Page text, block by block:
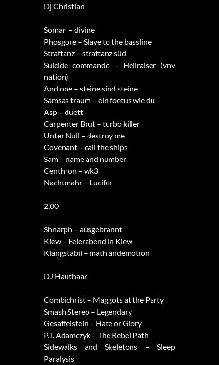
Dj Christian
Soman – divine
Phosgore – Slave to the bassline
Straftanz – straftanz süd
Suicide commando – Hellraiser (vnv
nation)
And one – steine sind steine
Samsas traum – ein foetus wie du
Asp – duett
Carpenter Brut – turbo killer
Unter Null – destroy me
Covenant – call the ships
Sam – name and number
Centhron – wk3
Nachtmahr – Lucifer
2.00
Shnarph – ausgebrannt
Kiew – Feierabend in Kiew
Klangstabil – math andemotion
DJ Hauthaar
Combichrist – Maggots at the Party
Smash Stereo – Legendary
Gesaffelstein – Hate or Glory
P.T. Adamczyk – The Rebel Path
Sidewalks and Skeletons – Sleep
Paralysis